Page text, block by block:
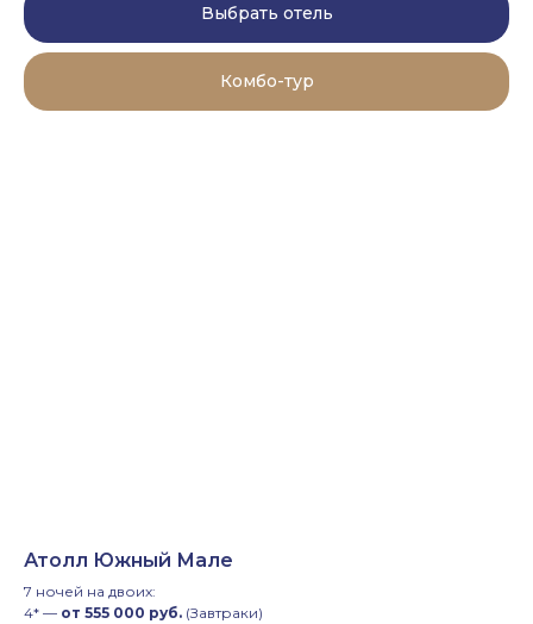
Выбрать отель
Комбо-тур
Атолл Южный Мале
7 ночей на двоих:
4* — от 555 000 руб. (Завтраки)